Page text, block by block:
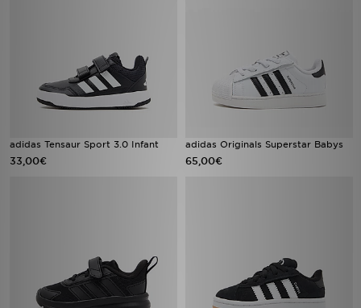
adidas Tensaur Sport 3.0 Infant
33,00€
adidas Originals Superstar Babys
65,00€